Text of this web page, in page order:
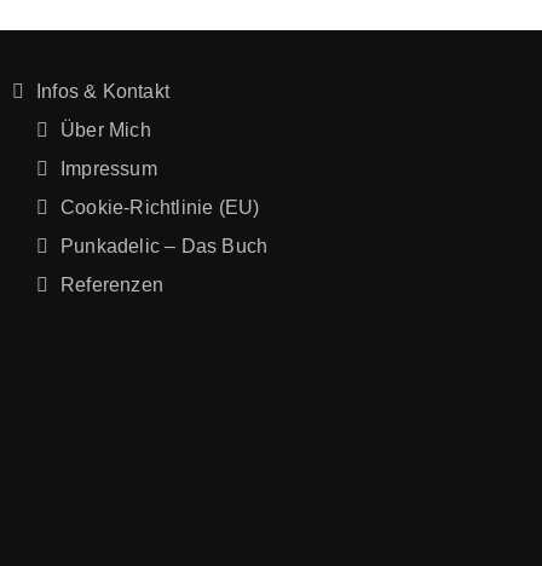
Infos & Kontakt
Über Mich
Impressum
Cookie-Richtlinie (EU)
Punkadelic – Das Buch
Referenzen